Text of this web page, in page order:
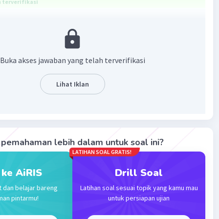
terverifikasi
m×n
sederhananya adalah 81a
·0.0(0) Balas
Buka akses jawaban yang telah terverifikasi
Lihat Iklan
lebih dalam untuk soal ini?
AiRIS
dan belajar bareng
pintarmu!
LATIHAN SOAL GRATIS!
Drill Soal
Latihan soal sesuai topik yang kamu mau
untuk persiapan ujian